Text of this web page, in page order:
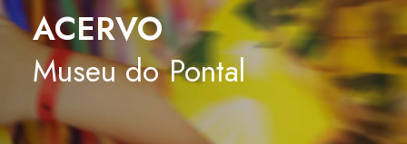
ACERVO
Museu do Pontal